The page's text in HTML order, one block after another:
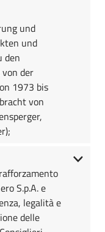
und
und
den
der
1973 bis
von
S.p.A. e
legalità e
delle